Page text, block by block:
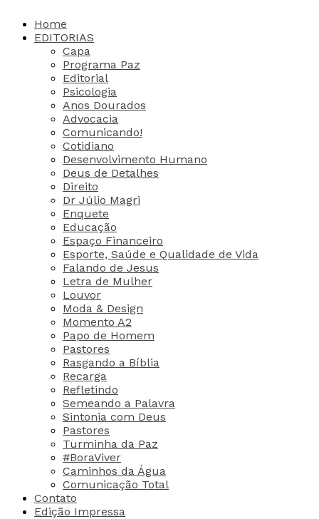
Home
EDITORIAS
Capa
Programa Paz
Editorial
Psicologia
Anos Dourados
Advocacia
Comunicando!
Cotidiano
Desenvolvimento Humano
Deus de Detalhes
Direito
Dr Júlio Magri
Enquete
Educação
Espaço Financeiro
Esporte, Saúde e Qualidade de Vida
Falando de Jesus
Letra de Mulher
Louvor
Moda & Design
Momento A2
Papo de Homem
Pastores
Rasgando a Bíblia
Recarga
Refletindo
Semeando a Palavra
Sintonia com Deus
Pastores
Turminha da Paz
#BoraViver
Caminhos da Água
Comunicação Total
Contato
Edição Impressa